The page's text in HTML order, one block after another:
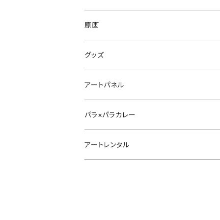
原画
グッズ
アートパネル
パラ×パラカレー
アートレンタル